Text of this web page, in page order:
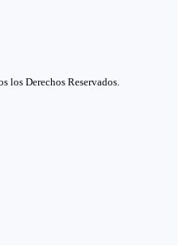
los Derechos Reservados.